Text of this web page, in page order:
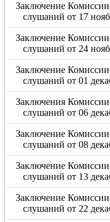
Заключение
слушаний от 17
Заключение
слушаний от 24
Заключение
слушаний от 01
Заключения
слушаний от 06
Заключение
слушаний от 08
Заключение
слушаний от 13
Заключение
слушаний от 22